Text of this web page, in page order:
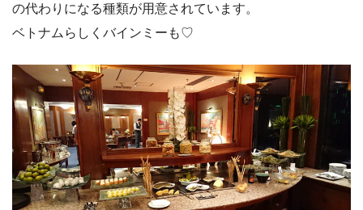
の代わりになる種類が用意されています。
ベトナムらしくバインミーも♡